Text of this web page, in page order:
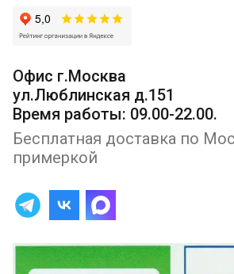
Офис г.Москва
ул.Люблинская д.151
Время работы: 09.00-22.00.
Бесплатная доставка по
примеркой